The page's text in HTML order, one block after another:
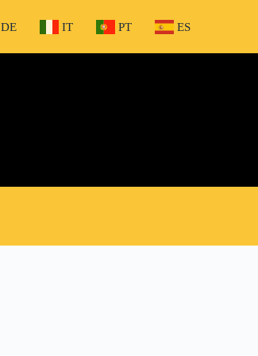
DE IT PT ES